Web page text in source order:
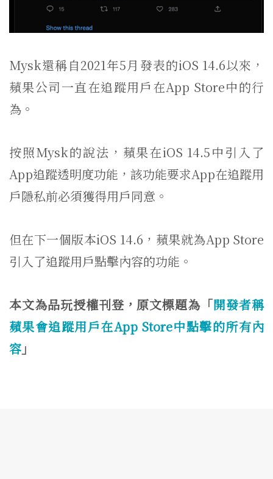
Mysk還稱自2021年5月發表的iOS 14.6以來，
蘋果公司一直在追蹤用戶在App Store中的行
為。
按照Mysk的說法，蘋果在iOS 14.5中引入了
App追蹤透明度功能，該功能要求App在追蹤用
戶隱私前必須獲得用戶同意。
但在下一個版本iOS 14.6，蘋果就為App Store
引入了追蹤用戶點擊內容的功能。
本文為品玩授權刊登，原文標題為「開發者稱
蘋果會追蹤用戶在App Store中點擊的所有內
容 」